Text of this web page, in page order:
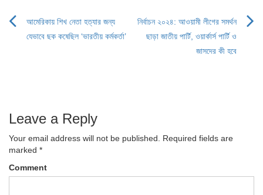
Post
আমেরিকায় শিখ নেতা হত্যার জন্য
যেভাবে ছক কষেছিল ‘ভারতীয় কর্মকর্তা’
নির্বাচন ২০২৪: আওয়ামী লীগের সমর্থন
ছাড়া জাতীয় পার্টি, ওয়ার্কার্স পার্টি ও
জাসদের কী হবে
Leave a Reply
Your email address will not be published.
Required fields are
marked *
Comment